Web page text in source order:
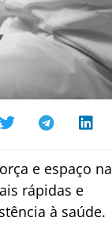
e espaço na
rápidas e
à saúde.